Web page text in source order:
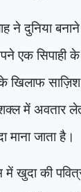
ने दुनिया
एक सिपाही
खिलाफ
में अवतार
माना जाता है।
में खुदा की